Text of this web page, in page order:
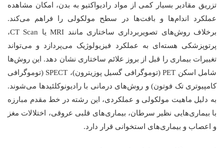
تزریق مقادیر بسیار کمی از مواد رادیواکتیو به بدن، امکان مشاهده
عملکرد اندام‌ها و بافت‌ها در سطح مولکولی را فراهم می‌کند.
برخلاف روش‌های تصویربرداری ساختاری مانند MRI یا CT Scan،
پرتوپزشکی هسته‌ای به عملکرد فیزیولوژیک می‌پردازد و می‌تواند
تغییرات بیماری را قبل از بروز علائم ساختاری نشان دهد. این روش‌ها
شامل اسکن PET (توموگرافی گسیل پوزیترون)، SPECT (توموگرافی
کامپیوتری تک فوتون) و روش‌های درمانی با رادیونوکلئیدها می‌شوند.
به دلیل ماهیت مولکولی و عملکردی، این رشته در خط مقدم مبارزه
با بیماری‌هایی نظیر سرطان، بیماری‌های قلبی عروقی، اختلالات مغز
و اعصاب و بیماری‌های استخوانی قرار دارد.